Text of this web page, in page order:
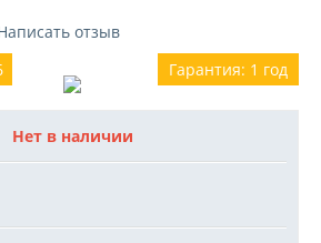
отзыв
Гарантия: 1 год
Нет в наличии